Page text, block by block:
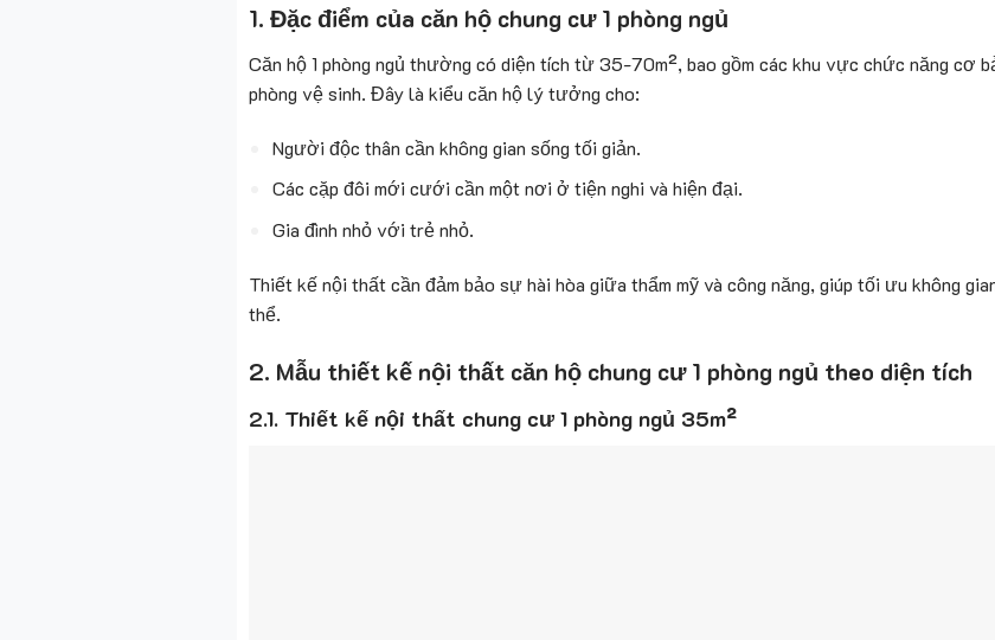
1. Đặc điểm của căn hộ chung cư 1 phòng ngủ
Căn hộ 1 phòng ngủ thường có diện tích từ 35-70m², bao gồm các khu vực chức năng cơ
phòng vệ sinh. Đây là kiểu căn hộ lý tưởng cho:
Người độc thân cần không gian sống tối giản.
Các cặp đôi mới cưới cần một nơi ở tiện nghi và hiện đại.
Gia đình nhỏ với trẻ nhỏ.
Thiết kế nội thất cần đảm bảo sự hài hòa giữa thẩm mỹ và công năng, giúp tối ưu không
thể.
2. Mẫu thiết kế nội thất căn hộ chung cư 1 phòng ngủ theo diện tích
2.1. Thiết kế nội thất chung cư 1 phòng ngủ 35m²